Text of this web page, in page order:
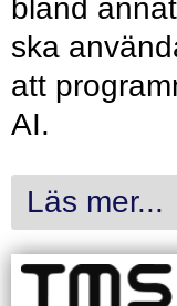
bland
ska
att
AI.
Läs mer...